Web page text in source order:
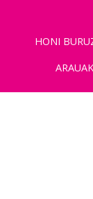
HONI
ARAUAK